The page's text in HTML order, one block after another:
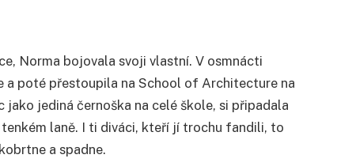
Norma bojovala svoji vlastní. V osmnácti
a poté přestoupila na School of Architecture na
jako jediná černoška na celé škole, si připadala
laně. I ti diváci, kteří jí trochu fandili, to
a spadne.